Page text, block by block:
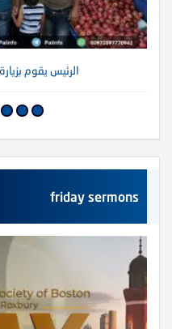
الرئيس يقوم
friday sermons